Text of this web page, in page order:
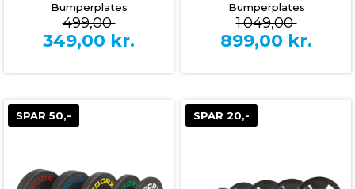
Bumperplates
499,00
349,00 kr.
Bumperplates
1.049,00
899,00 kr.
SPAR 50,- SPAR 20,-